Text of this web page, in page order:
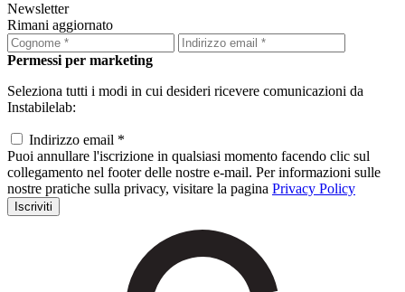
Newsletter
Rimani aggiornato
Permessi per marketing
Seleziona tutti i modi in cui desideri ricevere comunicazioni da
Instabilelab:
Indirizzo email *
Puoi annullare l'iscrizione in qualsiasi momento facendo clic sul
collegamento nel footer delle nostre e-mail. Per informazioni sulle
nostre pratiche sulla privacy, visitare la pagina Privacy Policy